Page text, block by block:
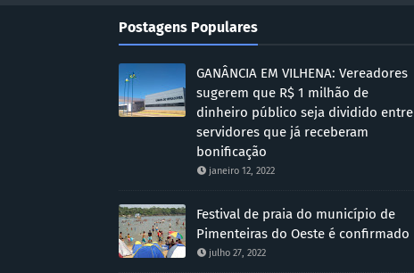
Postagens Populares
GANÂNCIA EM VILHENA: Vereadores
sugerem que R$ 1 milhão de
dinheiro público seja dividido entre
servidores que já receberam
bonificação
janeiro 12, 2022
Festival de praia do município de
Pimenteiras do Oeste é confirmado
julho 27, 2022